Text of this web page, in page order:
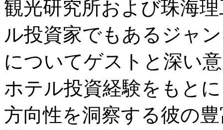
観光研究所および珠海
ル投資家でもあるジャ
についてゲストと深い
ホテル投資経験をもと
方向性を洞察する彼の